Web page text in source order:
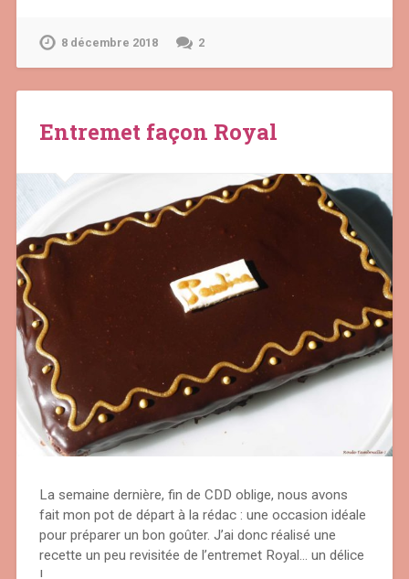
8 décembre 2018 2
Entremet façon Royal
La semaine dernière, fin de CDD oblige, nous avons
fait mon pot de départ à la rédac : une occasion idéale
pour préparer un bon goûter. J’ai donc réalisé une
recette un peu revisitée de l’entremet Royal… un délice
!